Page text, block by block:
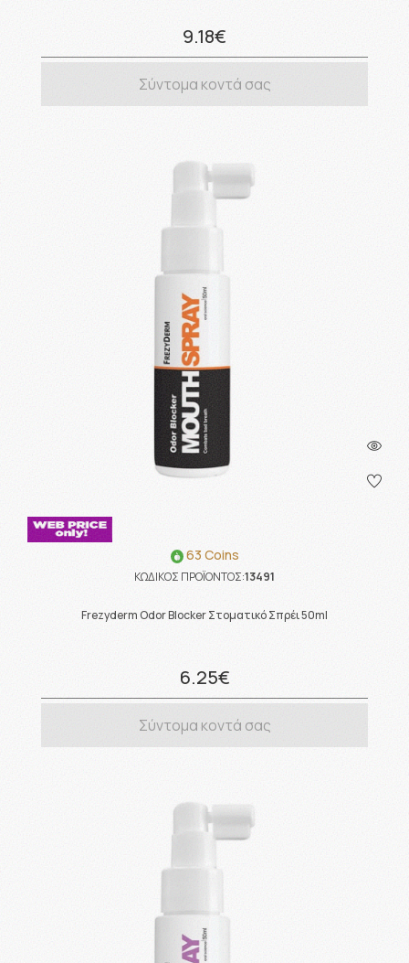
9.18€
Σύντομα κοντά σας
63 Coins
ΚΩΔΙΚΟΣ ΠΡΟΪΟΝΤΟΣ:13491
Frezyderm Odor Blocker Στοματικό Σπρέι 50ml
6.25€
Σύντομα κοντά σας